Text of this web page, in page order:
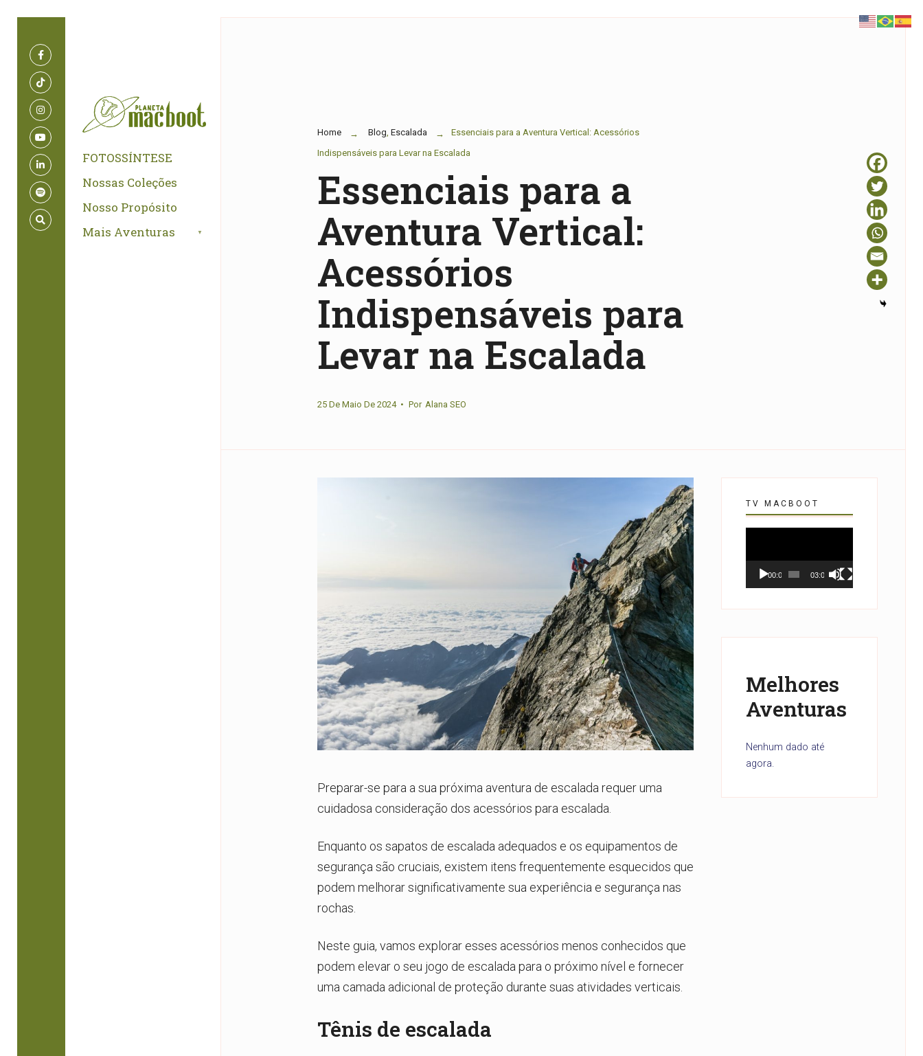
FOTOSSÍNTESE
Nossas Coleções
Nosso Propósito
Mais Aventuras
Home Blog, Escalada
Essenciais para a Aventura Vertical: Acessórios
Indispensáveis para Levar na Escalada
Essenciais para a
Aventura Vertical:
Acessórios
Indispensáveis para
Levar na Escalada
25 De Maio De 2024 • Por Alana SEO
Preparar-se para a sua próxima aventura de escalada requer uma
cuidadosa consideração dos acessórios para escalada.
Enquanto os sapatos de escalada adequados e os equipamentos de
segurança são cruciais, existem itens frequentemente esquecidos que
podem melhorar significativamente sua experiência e segurança nas
rochas.
Neste guia, vamos explorar esses acessórios menos conhecidos que
podem elevar o seu jogo de escalada para o próximo nível e fornecer
uma camada adicional de proteção durante suas atividades verticais.
Tênis de escalada
TV MACBOOT
vídeo
00:00 03:07
Melhores
Aventuras
Nenhum dado até
agora.